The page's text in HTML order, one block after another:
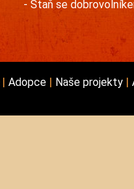
Staň se
Adopce Naše projekty